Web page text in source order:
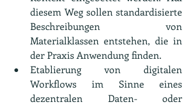
diesem Weg sollen standardisierte
Beschreibungen von
Materialklassen entstehen, die in
der Praxis Anwendung finden.
Etablierung von digitalen
Workflows im Sinne eines
dezentralen Daten- oder